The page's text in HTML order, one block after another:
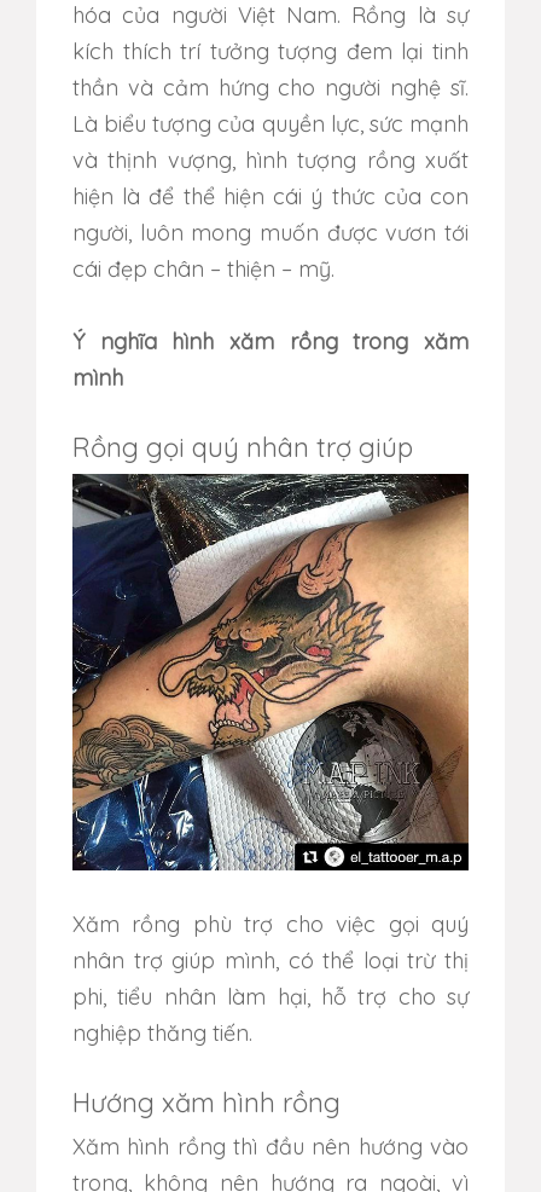
hóa của người Việt Nam. Rồng là sự
kích thích trí tưởng tượng đem lại tinh
thần và cảm hứng cho người nghệ sĩ.
Là biểu tượng của quyền lực, sức mạnh
và thịnh vượng, hình tượng rồng xuất
hiện là để thể hiện cái ý thức của con
người, luôn mong muốn được vươn tới
cái đẹp chân – thiện – mỹ.
Ý nghĩa hình xăm rồng trong xăm
mình
Rồng gọi quý nhân trợ giúp
Xăm rồng phù trợ cho việc gọi quý
nhân trợ giúp mình, có thể loại trừ thị
phi, tiểu nhân làm hại, hỗ trợ cho sự
nghiệp thăng tiến.
Hướng xăm hình rồng
Xăm hình rồng thì đầu nên hướng vào
trong, không nên hướng ra ngoài, vì